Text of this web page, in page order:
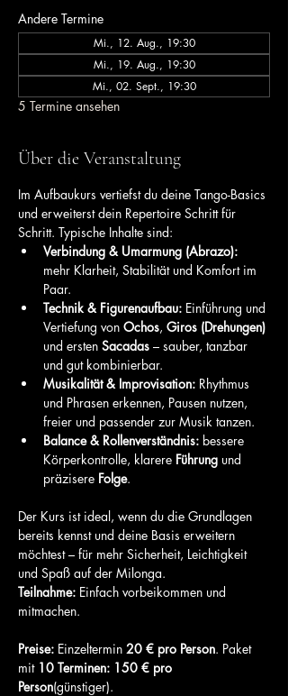
Andere Termine
Mi., 12. Aug., 19:30
Mi., 19. Aug., 19:30
Mi., 02. Sept., 19:30
5 Termine ansehen
Über die Veranstaltung
Im Aufbaukurs vertiefst du deine Tango-Basics
und erweiterst dein Repertoire Schritt für
Schritt. Typische Inhalte sind:
Verbindung & Umarmung (Abrazo):
mehr Klarheit, Stabilität und Komfort im
Paar.
Technik & Figurenaufbau: Einführung und
Vertiefung von Ochos, Giros (Drehungen)
und ersten Sacadas – sauber, tanzbar
und gut kombinierbar.
Musikalität & Improvisation: Rhythmus
und Phrasen erkennen, Pausen nutzen,
freier und passender zur Musik tanzen.
Balance & Rollenverständnis: bessere
Körperkontrolle, klarere Führung und
präzisere Folge.
Der Kurs ist ideal, wenn du die Grundlagen
bereits kennst und deine Basis erweitern
möchtest – für mehr Sicherheit, Leichtigkeit
und Spaß auf der Milonga.
Teilnahme: Einfach vorbeikommen und
mitmachen.
Preise: Einzeltermin 20 € pro Person. Paket
mit 10 Terminen: 150 € pro
Person(günstiger).